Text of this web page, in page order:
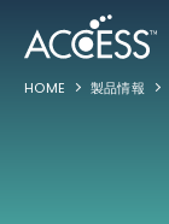
HOME 製品情報